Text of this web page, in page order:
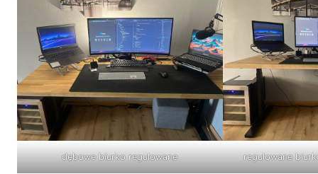
dębowe biurko regulowane regulowane